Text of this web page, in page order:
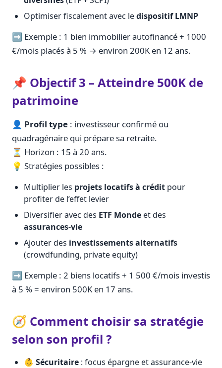
Optimiser fiscalement avec ledispositif LMNP
➡️ Exemple : 1 bien immobilier autofinancé + 1000
€/mois placés à 5 % → environ 200K en 12 ans.
📌 Objectif 3 – Atteindre 500K de
patrimoine
👤 Profil type : investisseur confirmé ou
quadragénaire qui prépare sa retraite.
⏳ Horizon : 15 à 20 ans.
💡 Stratégies possibles :
Multiplier les projets locatifs à crédit pour
profiter de l’effet levier
Diversifier avec des ETF Monde et des
assurances-vie
Ajouter des investissements alternatifs
(crowdfunding, private equity)
➡️ Exemple : 2 biens locatifs + 1 500 €/mois investis
à 5 % = environ 500K en 17 ans.
🧭 Comment choisir sa stratégie
selon son profil ?
👶 Sécuritaire : focus épargne et assurance-vie